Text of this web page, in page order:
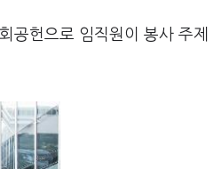
공헌으로 임직원이 봉사 주제